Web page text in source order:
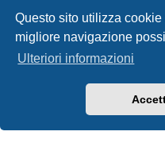
Questo sito utilizza
migliore navigazione
Ulteriori informazioni